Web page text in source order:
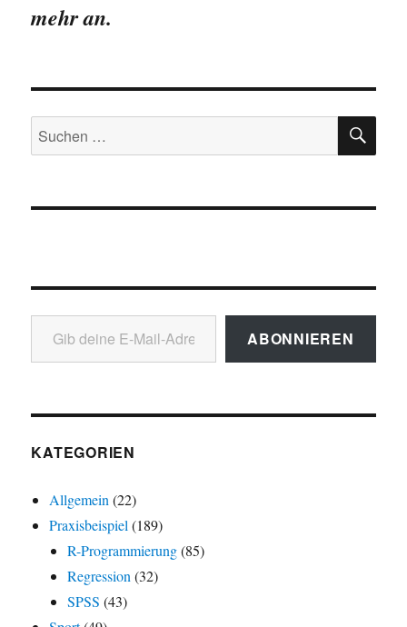
mehr an.
Suchen
nach:
Gib deine E-Mail-Adresse ein ...
ABONNIEREN
KATEGORIEN
Allgemein (22)
Praxisbeispiel (189)
R-Programmierung(85)
Regression (32)
SPSS (43)